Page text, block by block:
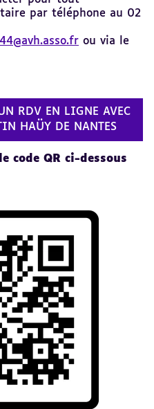
par téléphone au 02
ou via le
RDV EN LIGNE AVEC
HAÜY DE NANTES
code QR ci-dessous